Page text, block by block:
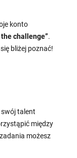
konto
the challenge”.
bliżej poznać!
swój talent
między
możesz